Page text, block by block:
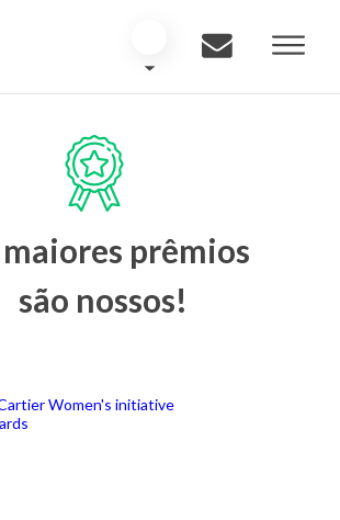
prêmios
são nossos!